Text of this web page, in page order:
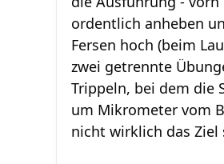
ordentlich anheben
Fersen hoch (beim
zwei getrennte
Trippeln, bei dem die
um Mikrometer vom
nicht wirklich das Ziel